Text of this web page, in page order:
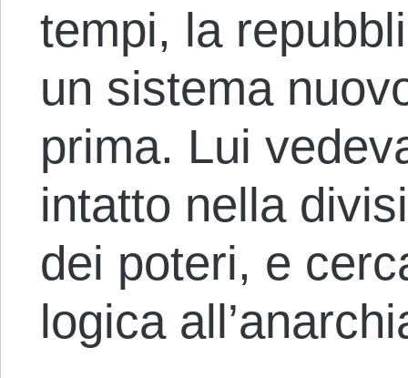
tempi, la
un sistema
prima. Lui
intatto nella
dei poteri, e
logica